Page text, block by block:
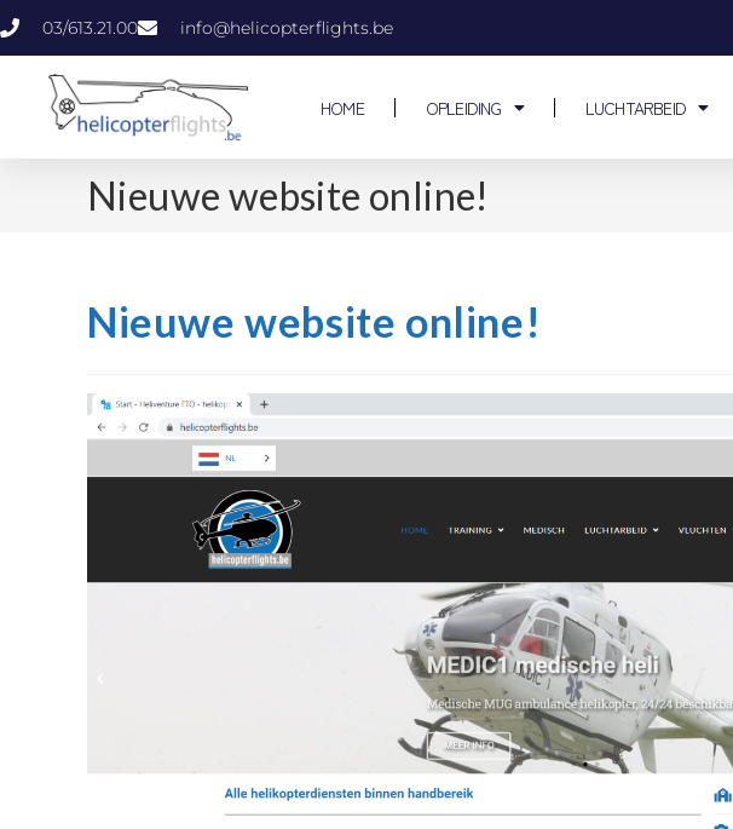
03/613.21.00 info@helicopterflights.be
HOME OPLEIDING LUCHTARBEID
Nieuwe website online!
Nieuwe website online!